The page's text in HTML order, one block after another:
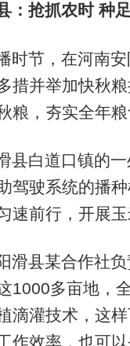
：抢抓农时 种
时节，在河南
措并举加快秋
粮，夯实全年粮
县白道口镇的
驾驶系统的播
速前行，开展玉
滑县某合作社
1000多亩地，
滴灌技术，这
作效率，也可